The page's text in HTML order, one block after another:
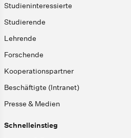
Studieninteressierte
Studierende
Lehrende
Forschende
Kooperationspartner
Beschäftigte (Intranet)
Presse & Medien
Schnelleinstieg